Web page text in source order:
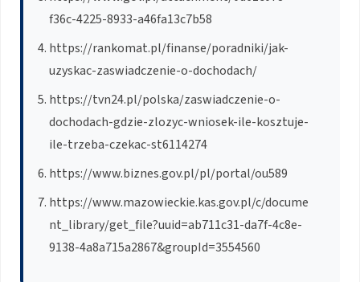
f36c-4225-8933-a46fa13c7b58
https://rankomat.pl/finanse/poradniki/jak-
uzyskac-zaswiadczenie-o-dochodach/
https://tvn24.pl/polska/zaswiadczenie-o-
dochodach-gdzie-zlozyc-wniosek-ile-kosztuje-
ile-trzeba-czekac-st6114274
https://www.biznes.gov.pl/pl/portal/ou589
https://www.mazowieckie.kas.gov.pl/c/docume
nt_library/get_file?uuid=ab711c31-da7f-4c8e-
9138-4a8a715a2867&groupId=3554560